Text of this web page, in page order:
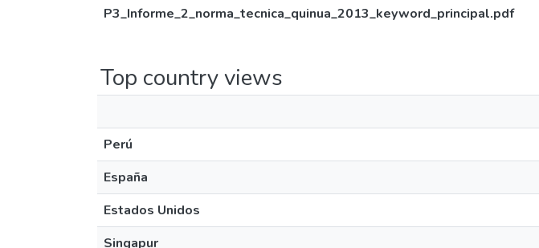
P3_Informe_2_norma_tecnica_quinua_2013_keyword_principal.pdf
Top country views
Perú
España
Estados Unidos
Singapur